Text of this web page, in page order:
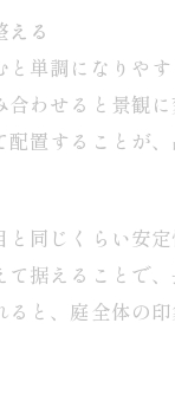
る
と単調になりや
わせると景観
配置することが
と同じくらい安
て据えることで
ると、庭全体の